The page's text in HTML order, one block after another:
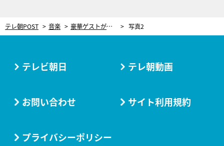
テレ朝POST 音楽 豪華ゲストが昭和の名曲ランキングを熱唱！中森明菜、早見優、堀ちえみ…“花の82年組”の秘蔵映像も 写真2
テレビ朝日 テレ朝動画
お問い合わせ サイト利用規約
プライバシーポリシー